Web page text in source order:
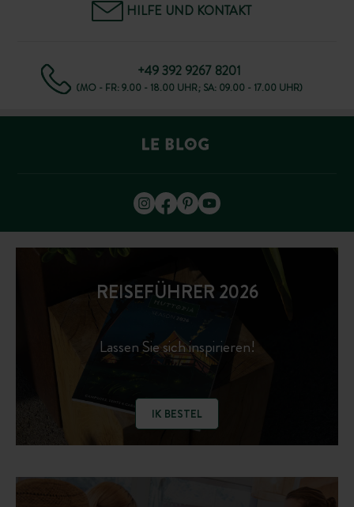
HILFE UND KONTAKT
+49 392 9267 8201
(MO - FR: 9.00 - 18.00 UHR; SA: 09.00 - 17.00 UHR)
REISEFÜHRER 2026
Lassen Sie sich inspirieren!
IK BESTEL